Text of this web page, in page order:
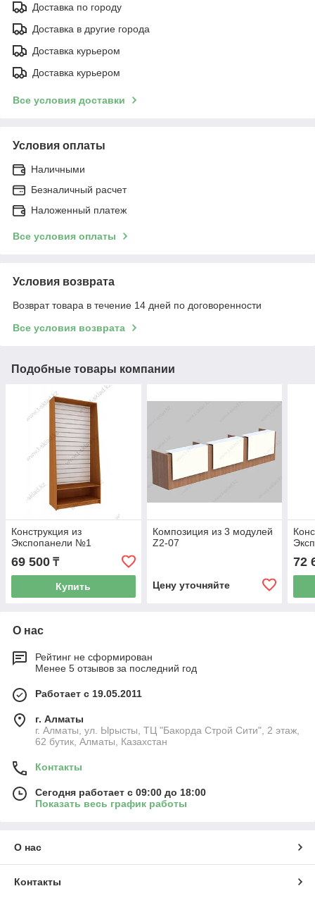
Доставка по городу
Доставка в другие города
Доставка курьером
Доставка курьером
Все условия доставки
Условия оплаты
Наличными
Безналичный расчет
Наложенный платеж
Все условия оплаты
Условия возврата
Возврат товара в течение 14 дней по договоренности
Все условия возврата
Подобные товары компании
Конструкция из
Экспопанели №1
69 500 ₸
Купить
Композиция из 3 модулей
Z2-07
Цену уточняйте
72
О нас
Рейтинг не сформирован
Менее 5 отзывов за последний год
Работает с 19.05.2011
г. Алматы
г. Алматы, ул. Ырысты, ТЦ "Бакорда Строй Сити", 2 этаж,
62 бутик, Алматы, Казахстан
Контакты
Сегодня работает с 09:00 до 18:00
Показать весь график работы
О нас
Контакты